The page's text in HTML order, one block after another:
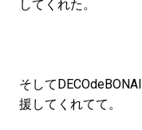
してくれた。
そして
援してくれてて。